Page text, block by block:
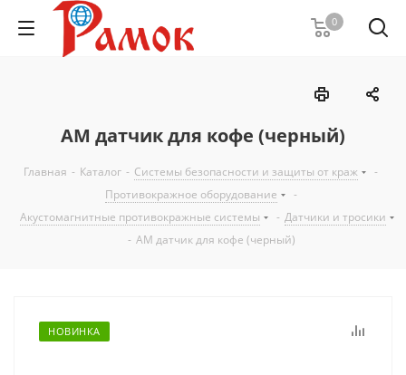
0
АМ датчик для кофе (черный)
Главная - Каталог - Системы безопасности и защиты от краж
-
Противокражное оборудование
-
Акустомагнитные противокражные системы
- Датчики и тросики
- АМ датчик для кофе (черный)
НОВИНКА